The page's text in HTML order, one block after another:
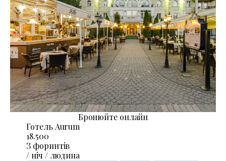
Бронюйте онлайн
Готель Aurum
18.500
З форинтів
/ ніч / людина